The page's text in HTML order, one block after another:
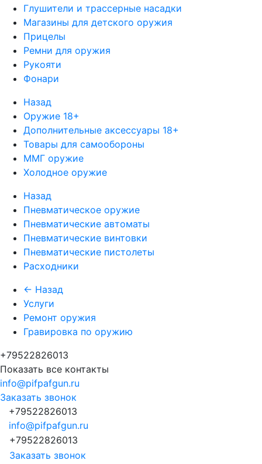
Глушители и трассерные насадки
Магазины для детского оружия
Прицелы
Ремни для оружия
Рукояти
Фонари
Назад
Оружие 18+
Дополнительные аксессуары 18+
Товары для самообороны
ММГ оружие
Холодное оружие
Назад
Пневматическое оружие
Пневматические автоматы
Пневматические винтовки
Пневматические пистолеты
Расходники
← Назад
Услуги
Ремонт оружия
Гравировка по оружию
+79522826013
Показать все контакты
info@pifpafgun.ru
Заказать звонок
+79522826013
info@pifpafgun.ru
+79522826013
Заказать звонок